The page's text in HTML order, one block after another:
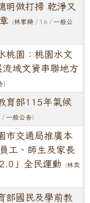
明做打掃 乾淨又
(林家綺 / 16 / 一般公
桃園：桃園水文
域文資串聯地方
)
育部115年氣候
/ 一般公告)
市交通局推廣本
工、師生及家長
」全民運動
(林奕
部國民及學前教